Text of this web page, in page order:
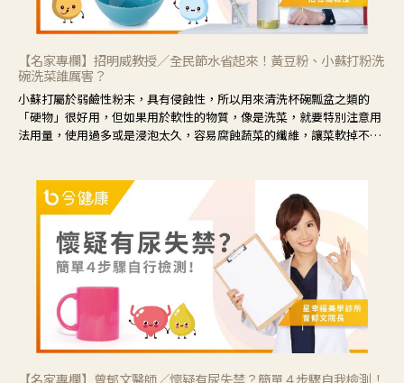
【名家專欄】招明威教授／全民節水省起來！黃豆粉、小蘇打粉洗
碗洗菜誰厲害？
小蘇打屬於弱鹼性粉末，具有侵蝕性，所以用來清洗杯碗瓢盆之類的
「硬物」很好用，但如果用於軟性的物質，像是洗菜，就要特別注意用
法用量，使用過多或是浸泡太久，容易腐蝕蔬菜的纖維，讓菜軟掉不清
【名家專欄】曾郁文醫師／懷疑有尿失禁？簡單４步驟自我檢測！